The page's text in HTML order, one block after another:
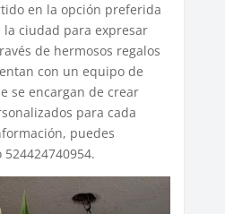
en la opción preferida
ciudad para expresar
de hermosos regalos
con un equipo de
se encargan de crear
para cada
puedes